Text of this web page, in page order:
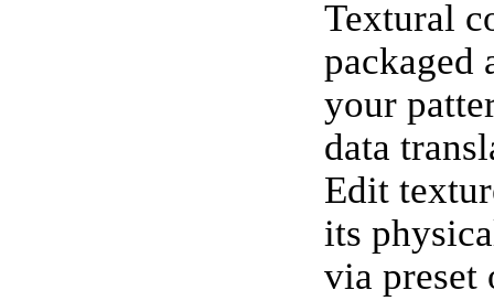
Textural
packaged
your
data
Edit
its
via